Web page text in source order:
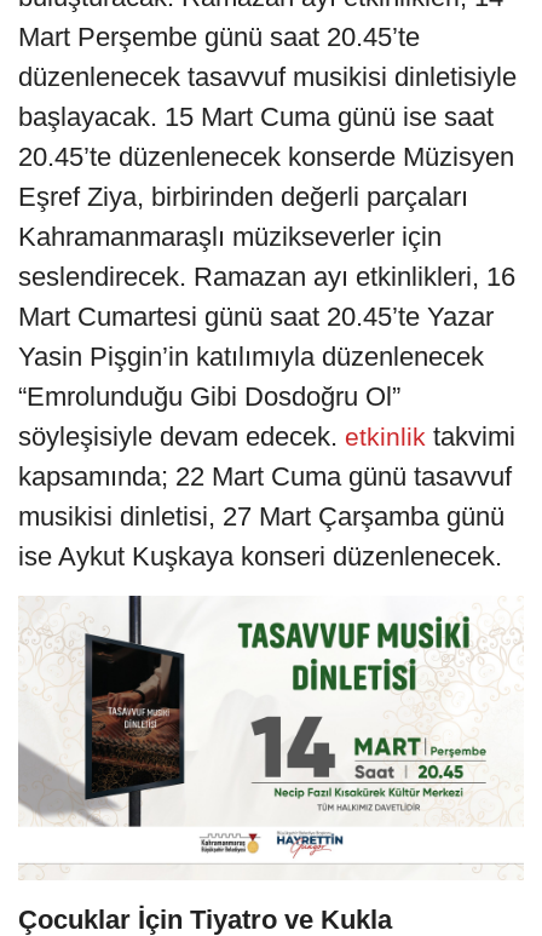
Mart Perşembe günü saat 20.45’te
düzenlenecek tasavvuf musikisi dinletisiyle
başlayacak. 15 Mart Cuma günü ise saat
20.45’te düzenlenecek konserde Müzisyen
Eşref Ziya, birbirinden değerli parçaları
Kahramanmaraşlı müzikseverler için
seslendirecek. Ramazan ayı etkinlikleri, 16
Mart Cumartesi günü saat 20.45’te Yazar
Yasin Pişgin’in katılımıyla düzenlenecek
“Emrolunduğu Gibi Dosdoğru Ol”
söyleşisiyle devam edecek. etkinlik takvimi
kapsamında; 22 Mart Cuma günü tasavvuf
musikisi dinletisi, 27 Mart Çarşamba günü
ise Aykut Kuşkaya konseri düzenlenecek.
Çocuklar İçin Tiyatro ve Kukla